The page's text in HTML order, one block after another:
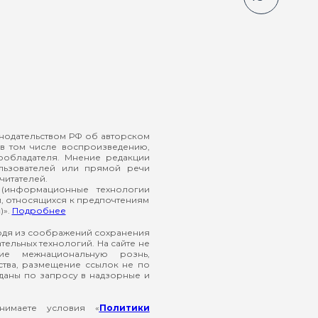
РФ об авторском
числе воспроизведению,
Мнение редакции
или прямой речи
технологии
относящихся к предпочтениям
Подробнее
из соображений сохранения
технологий. На сайте не
межнациональную рознь,
размещение ссылок не по
по запросу в надзорные и
условия «Политики